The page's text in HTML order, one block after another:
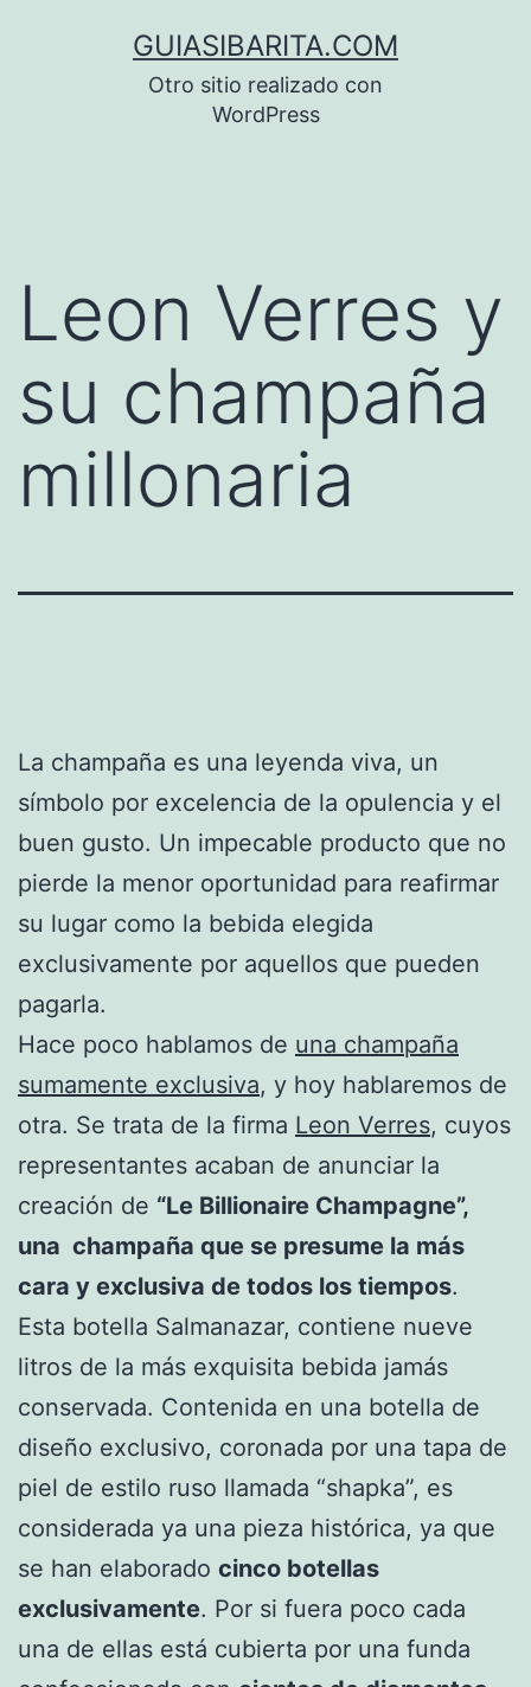
GUIASIBARITA.COM
Otro sitio realizado con
WordPress
Leon Verres y
su champaña
millonaria
La champaña es una leyenda viva, un
símbolo por excelencia de la opulencia y el
buen gusto. Un impecable producto que no
pierde la menor oportunidad para reafirmar
su lugar como la bebida elegida
exclusivamente por aquellos que pueden
pagarla.
Hace poco hablamos de una champaña
sumamente exclusiva, y hoy hablaremos de
otra. Se trata de la firma Leon Verres, cuyos
representantes acaban de anunciar la
creación de “Le Billionaire Champagne”,
una champaña que se presume la más
cara y exclusiva de todos los tiempos.
Esta botella Salmanazar, contiene nueve
litros de la más exquisita bebida jamás
conservada. Contenida en una botella de
diseño exclusivo, coronada por una tapa de
piel de estilo ruso llamada “shapka”, es
considerada ya una pieza histórica, ya que
se han elaborado cinco botellas
exclusivamente. Por si fuera poco cada
una de ellas está cubierta por una funda